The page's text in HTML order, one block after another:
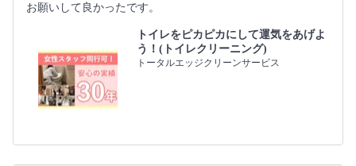
お願いして良かったです。
トイレをピカピカにして運気をあげよ
う！(トイレクリーニング)
トータルエッジクリーンサービス